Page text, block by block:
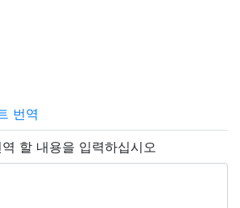
번역
할 내용을 입력하십시오